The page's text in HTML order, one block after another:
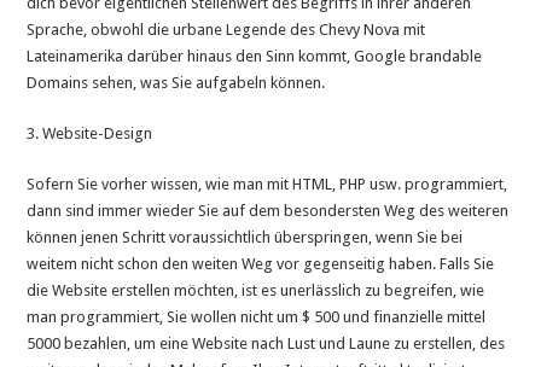
Sprache, obwohl die urbane Legende des Chevy Nova mit
Lateinamerika darüber hinaus den Sinn kommt, Google brandable
Domains sehen, was Sie aufgabeln können.
3. Website-Design
Sofern Sie vorher wissen, wie man mit HTML, PHP usw. programmiert,
dann sind immer wieder Sie auf dem besondersten Weg des weiteren
können jenen Schritt voraussichtlich überspringen, wenn Sie bei
weitem nicht schon den weiten Weg vor gegenseitig haben. Falls Sie
die Website erstellen möchten, ist es unerlässlich zu begreifen, wie
man programmiert, Sie wollen nicht um $ 500 und finanzielle mittel
5000 bezahlen, um eine Website nach Lust und Laune zu erstellen, des